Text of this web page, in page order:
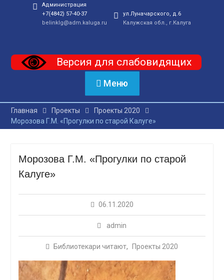
Администрация
+7(4842) 57-40-37
belinklg@adm.kaluga.ru
ул.Луначарского, д.6
Калужская обл., г.Калуга
Версия для слабовидящих
Меню
Главная Проекты
Проекты 2020
Морозова Г.М. «Прогулки по старой Калуге»
Морозова Г.М. «Прогулки по старой
Калуге»
06.11.2020
admin
Библиотекари читают, Проекты 2020